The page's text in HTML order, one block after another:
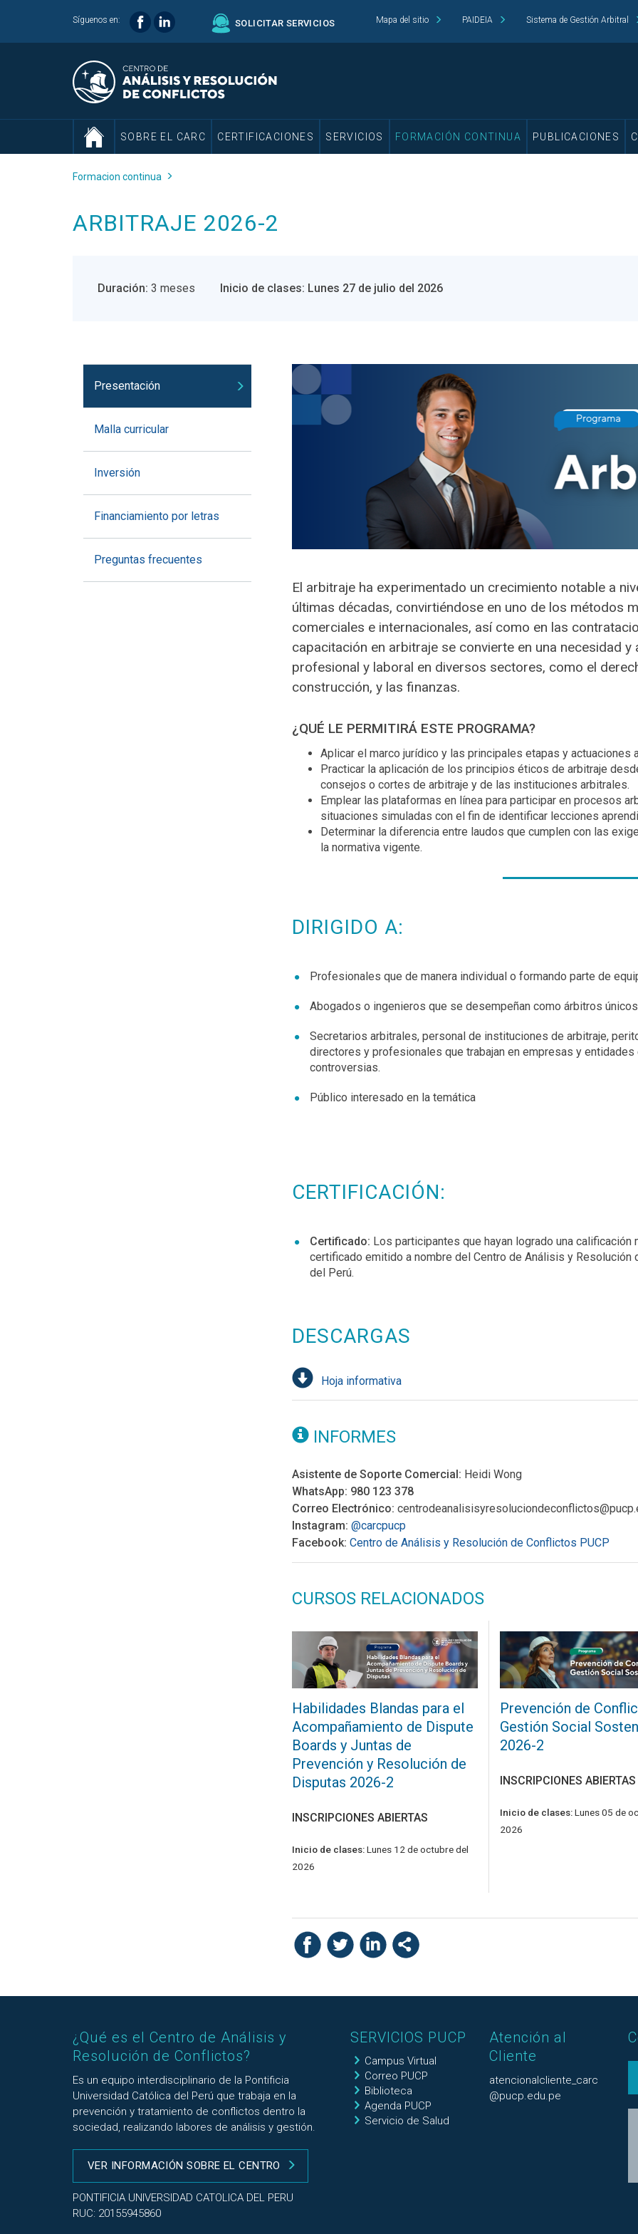
Síguenos en: SOLICITAR SERVICIOS Mapa del sitio PAIDEIA Sistema de Gestión Arbitral
SOBRE EL CARC CERTIFICACIONES SERVICIOS FORMACIÓN CONTINUA PUBLICACIONES
Formacion continua
ARBITRAJE 2026-2
Duración: 3 meses Inicio de clases: Lunes 27 de julio del 2026
Presentación
Malla curricular
Inversión
Financiamiento por letras
Preguntas frecuentes
El arbitraje ha experimentado un crecimiento notable a
últimas décadas, convirtiéndose en uno de los métodos
comerciales e internacionales, así como en las
capacitación en arbitraje se convierte en una necesidad
profesional y laboral en diversos sectores, como el
construcción, y las finanzas.
¿QUÉ LE PERMITIRÁ ESTE PROGRAMA?
Aplicar el marco jurídico y las principales etapas y actuaciones
Practicar la aplicación de los principios éticos de arbitraje
consejos o cortes de arbitraje y de las instituciones arbitrales.
Emplear las plataformas en línea para participar en procesos
situaciones simuladas con el fin de identificar lecciones
Determinar la diferencia entre laudos que cumplen con las
la normativa vigente.
DIRIGIDO A:
Profesionales que de manera individual o formando parte de
Abogados o ingenieros que se desempeñan como árbitros
Secretarios arbitrales, personal de instituciones de arbitraje,
directores y profesionales que trabajan en empresas y
controversias.
Público interesado en la temática
CERTIFICACIÓN:
Certificado: Los participantes que hayan logrado una
certificado emitido a nombre del Centro de Análisis y
del Perú.
DESCARGAS
Hoja informativa
INFORMES
Asistente de Soporte Comercial: Heidi Wong
WhatsApp: 980 123 378
Correo Electrónico:
Instagram: @carcpucp
Facebook: Centro de Análisis y Resolución de Conflictos PUCP
CURSOS RELACIONADOS
Habilidades Blandas para el
Acompañamiento de Dispute
Boards y Juntas de
Prevención y Resolución de
Disputas 2026-2
INSCRIPCIONES ABIERTAS
Inicio de clases:Lunes 12 de octubre del
2026
Prevención de
Gestión Social
2026-2
INSCRIPCIONES ABIERTAS
Inicio de clases:Lunes 05 de
2026
¿Qué es el Centro de Análisis y
Resolución de Conflictos?
Es un equipo interdisciplinario de la Pontificia
Universidad Católica del Perú que trabaja en la
prevención y tratamiento de conflictos dentro la
sociedad, realizando labores de análisis y gestión.
VER INFORMACIÓN SOBRE EL CENTRO
PONTIFICIA UNIVERSIDAD CATOLICA DEL PERU
RUC: 20155945860
SERVICIOS PUCP
Campus Virtual
Correo PUCP
Biblioteca
Agenda PUCP
Servicio de Salud
Atención al
Cliente
atencionalcliente_carc
@pucp.edu.pe